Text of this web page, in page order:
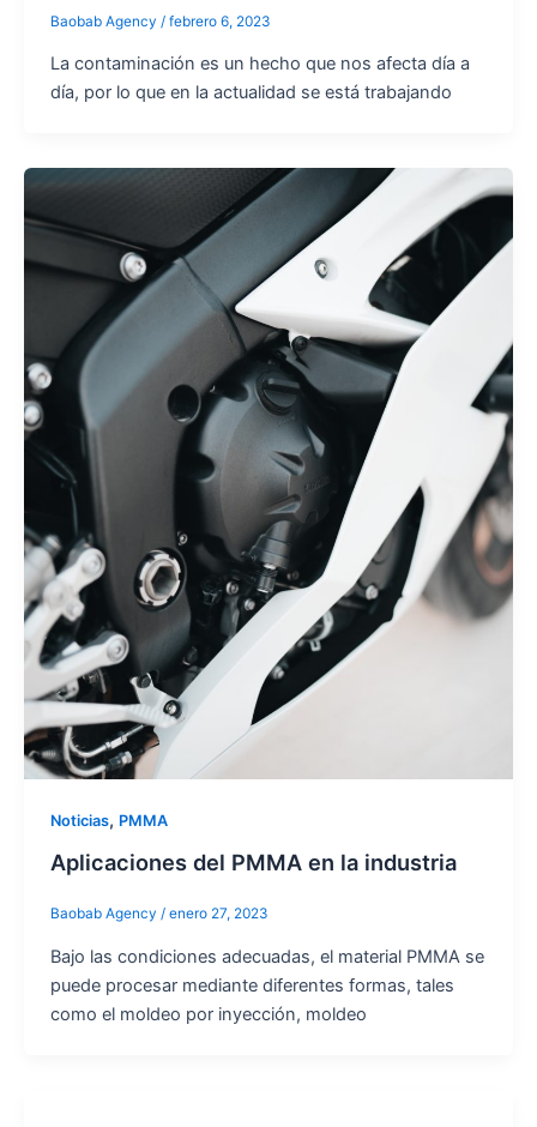
Baobab Agency / febrero 6, 2023
La contaminación es un hecho que nos afecta día a
día, por lo que en la actualidad se está trabajando
Noticias, PMMA
Aplicaciones del PMMA en la industria
Baobab Agency / enero 27, 2023
Bajo las condiciones adecuadas, el material PMMA se
puede procesar mediante diferentes formas, tales
como el moldeo por inyección, moldeo